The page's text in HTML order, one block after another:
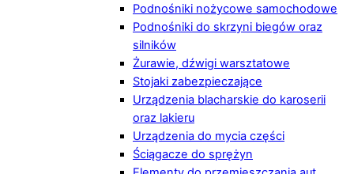
Podnośniki nożycowe samochodowe
Podnośniki do skrzyni biegów oraz
silników
Żurawie, dźwigi warsztatowe
Stojaki zabezpieczające
Urządzenia blacharskie do karoserii
oraz lakieru
Urządzenia do mycia części
Ściągacze do sprężyn